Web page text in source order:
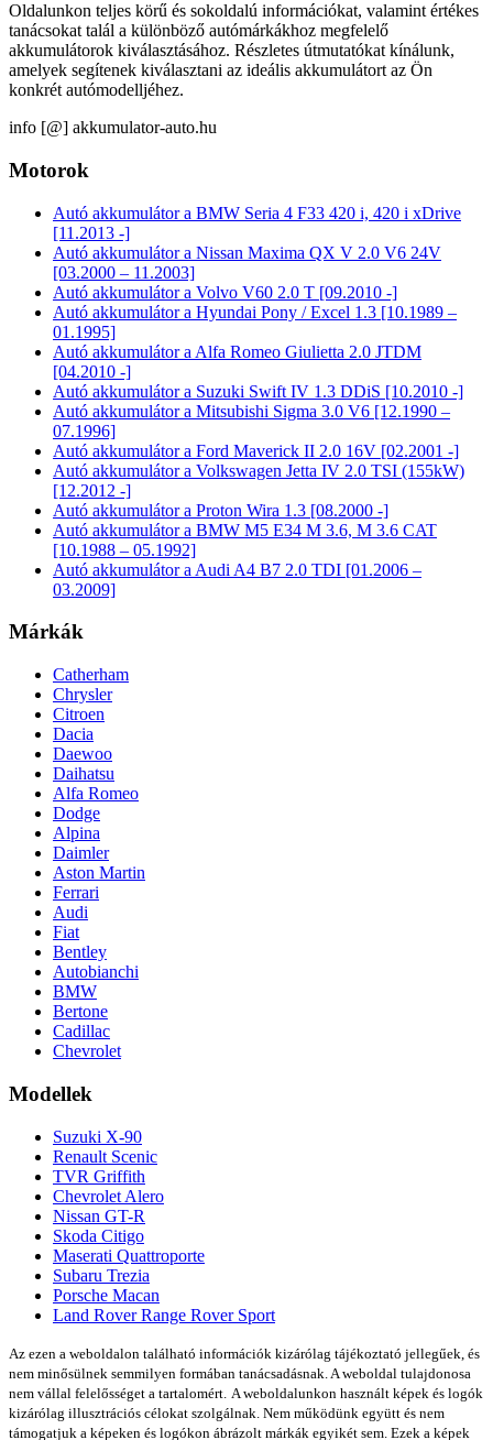
Oldalunkon teljes körű és sokoldalú információkat, valamint értékes
tanácsokat talál a különböző autómárkákhoz megfelelő
akkumulátorok kiválasztásához. Részletes útmutatókat kínálunk,
amelyek segítenek kiválasztani az ideális akkumulátort az Ön
konkrét autómodelljéhez.
info [@] akkumulator-auto.hu
Motorok
Autó akkumulátor a BMW Seria 4 F33 420 i, 420 i xDrive
[11.2013 -]
Autó akkumulátor a Nissan Maxima QX V 2.0 V6 24V
[03.2000 – 11.2003]
Autó akkumulátor a Volvo V60 2.0 T [09.2010 -]
Autó akkumulátor a Hyundai Pony / Excel 1.3 [10.1989 –
01.1995]
Autó akkumulátor a Alfa Romeo Giulietta 2.0 JTDM
[04.2010 -]
Autó akkumulátor a Suzuki Swift IV 1.3 DDiS [10.2010 -]
Autó akkumulátor a Mitsubishi Sigma 3.0 V6 [12.1990 –
07.1996]
Autó akkumulátor a Ford Maverick II 2.0 16V [02.2001 -]
Autó akkumulátor a Volkswagen Jetta IV 2.0 TSI (155kW)
[12.2012 -]
Autó akkumulátor a Proton Wira 1.3 [08.2000 -]
Autó akkumulátor a BMW M5 E34 M 3.6, M 3.6 CAT
[10.1988 – 05.1992]
Autó akkumulátor a Audi A4 B7 2.0 TDI [01.2006 –
03.2009]
Márkák
Catherham
Chrysler
Citroen
Dacia
Daewoo
Daihatsu
Alfa Romeo
Dodge
Alpina
Daimler
Aston Martin
Ferrari
Audi
Fiat
Bentley
Autobianchi
BMW
Bertone
Cadillac
Chevrolet
Modellek
Suzuki X-90
Renault Scenic
TVR Griffith
Chevrolet Alero
Nissan GT-R
Skoda Citigo
Maserati Quattroporte
Subaru Trezia
Porsche Macan
Land Rover Range Rover Sport
Az ezen a weboldalon található információk kizárólag tájékoztató jellegűek, és
nem minősülnek semmilyen formában tanácsadásnak. A weboldal tulajdonosa
nem vállal felelősséget a tartalomért. A weboldalunkon használt képek és logók
kizárólag illusztrációs célokat szolgálnak. Nem működünk együtt és nem
támogatjuk a képeken és logókon ábrázolt márkák egyikét sem. Ezek a képek